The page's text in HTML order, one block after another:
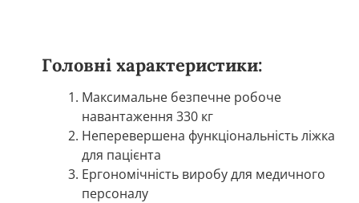
Головні характеристики:
Максимальне безпечне робоче
навантаження 330 кг
Неперевершена функціональність ліжка
для пацієнта
Ергономічність виробу для медичного
персоналу